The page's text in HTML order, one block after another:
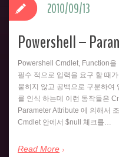
Powershell –
Powershell Cmdlet, Function
필수 적으로 입력을 요구 할 때
붙히지 않고 공백으로 구분하여
를 인식 하는데 이런 동작들은
Parameter Attribute 에 의해서
Cmdlet 안에서 $null 체크를…
Read More
2010/09/13